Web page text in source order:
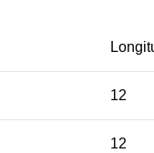
12
12